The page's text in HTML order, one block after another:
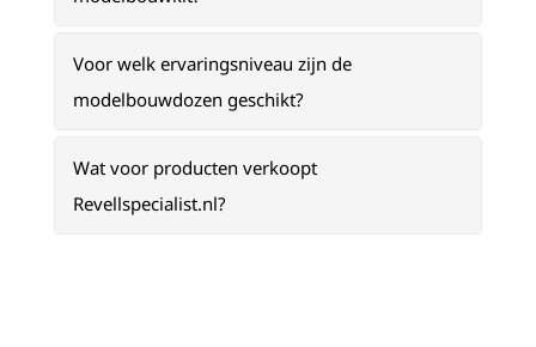
Voor welk ervaringsniveau zijn de
modelbouwdozen geschikt?
Wat voor producten verkoopt
Revellspecialist.nl?